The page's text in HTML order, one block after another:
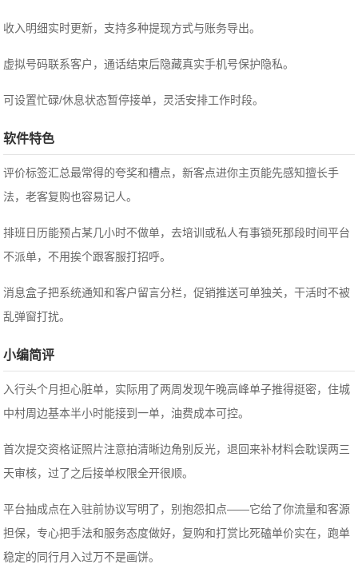
收入明细实时更新，支持多种提现方式与账务导出。
虚拟号码联系客户，通话结束后隐藏真实手机号保护隐私。
可设置忙碌/休息状态暂停接单，灵活安排工作时段。
软件特色
评价标签汇总最常得的夸奖和槽点，新客点进你主页能先感知擅长手
法，老客复购也容易记人。
排班日历能预占某几小时不做单，去培训或私人有事锁死那段时间平台
不派单，不用挨个跟客服打招呼。
消息盒子把系统通知和客户留言分栏，促销推送可单独关，干活时不被
乱弹窗打扰。
小编简评
入行头个月担心脏单，实际用了两周发现午晚高峰单子推得挺密，住城
中村周边基本半小时能接到一单，油费成本可控。
首次提交资格证照片注意拍清晰边角别反光，退回来补材料会耽误两三
天审核，过了之后接单权限全开很顺。
平台抽成点在入驻前协议写明了，别抱怨扣点——它给了你流量和客源
担保，专心把手法和服务态度做好，复购和打赏比死磕单价实在，跑单
稳定的同行月入过万不是画饼。